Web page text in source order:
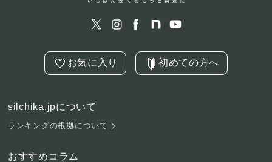
お気に入り 初めての方へ
silchika.jpについて
ランキングの根拠について
おすすめコラム